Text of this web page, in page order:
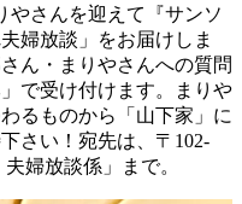
やさんを迎えて『サンソ
婦放談」をお届けしま
ん・まりやさんへの質問
で受け付けます。まりや
るものから「山下家」に
さい！宛先は、〒102-
婦放談係」まで。